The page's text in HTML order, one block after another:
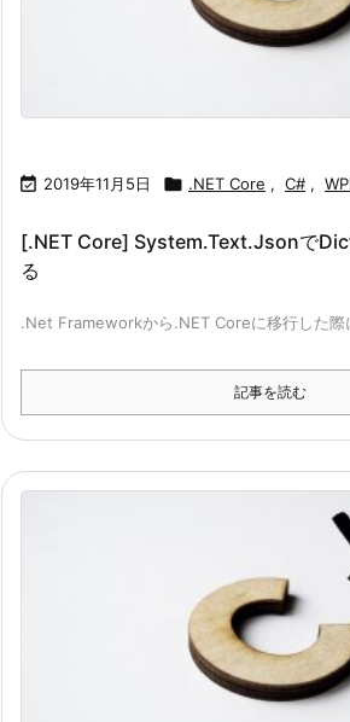
 2019年11月5日  .NET Core , C# ,
[.NET Core] System.Text.Jsonで
る
.Net Frameworkから.NET Coreに移行した際
記事を読む